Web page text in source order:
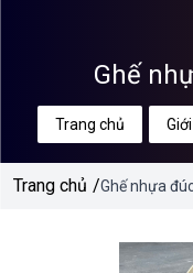
Ghế
Trang chủ
Trang chủ /Ghế nhựa